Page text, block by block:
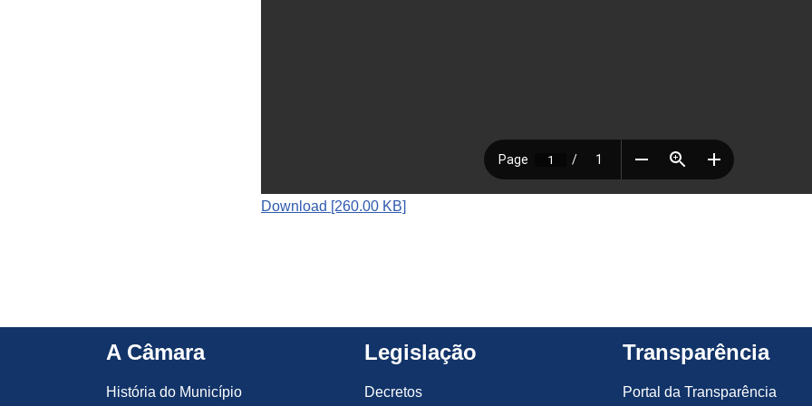
Download [260.00 KB]
A Câmara
História do Município
Legislação
Decretos
Transparência
Portal da Transparência